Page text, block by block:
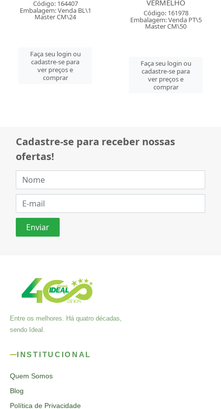
VERMELHO
Código: 161978
Embalagem: Venda PT\5
Faça seu login ou
cadastre-se para
ver preços e
Código: 161977
Embalagem: Venda PT\5
Master CM\50
cadastre-se para
ver preços e
comprar
Cadastre-se para receber nossas
ofertas!
Entre os melhores. Há quatro décadas,
sendo Ideal.
INSTITUCIONAL
Quem Somos
Blog
Política de Privacidade